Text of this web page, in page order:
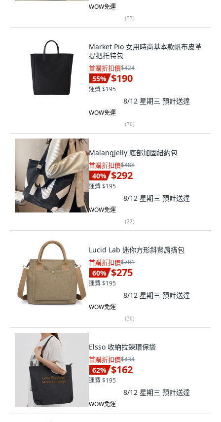
WOW免運
(57)
Market Pio 女用時尚基本款帆布皮革
提把托特包
首購折扣價$424
55% $190
運費 $195
8/12 星期三 預計送達
WOW免運
(70)
MalangJelly 底部加固紐約包
首購折扣價$488
40% $292
運費 $195
8/12 星期三 預計送達
WOW免運
(22)
Lucid Lab 迷你方形斜背肩揹包
首購折扣價$701
60% $275
運費 $195
8/12 星期三 預計送達
WOW免運
(30)
Elsso 收納拉鍊環保袋
首購折扣價$434
62% $162
運費 $195
8/12 星期三 預計送達
WOW免運